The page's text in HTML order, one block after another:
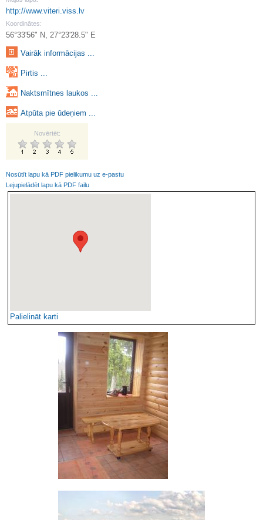
http://www.viteri.viss.lv
Koordinātes:
56°33'56" N, 27°23'28.5" E
Vairāk informācijas ...
Pirtis ...
Naktsmītnes laukos ...
Atpūta pie ūdeņiem ...
Novērtēt:
Nosūtīt lapu kā PDF pielikumu uz e-pastu
Lejupielādēt lapu kā PDF failu
Palielināt karti